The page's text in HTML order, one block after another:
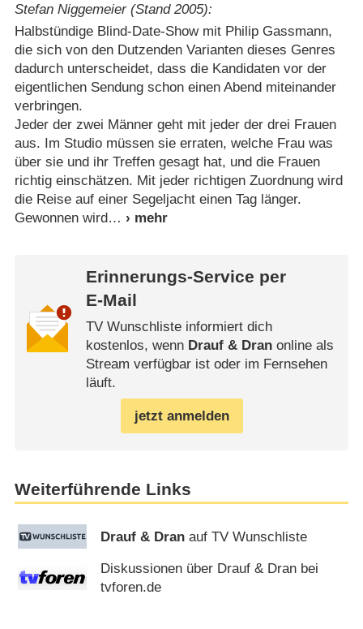
Stefan Niggemeier (Stand 2005):
Halbstündige Blind-Date-Show mit Philip Gassmann,
die sich von den Dutzenden Varianten dieses Genres
dadurch unterscheidet, dass die Kandidaten vor der
eigentlichen Sendung schon einen Abend miteinander
verbringen.
Jeder der zwei Männer geht mit jeder der drei Frauen
aus. Im Studio müssen sie erraten, welche Frau was
über sie und ihr Treffen gesagt hat, und die Frauen
richtig einschätzen. Mit jeder richtigen Zuordnung wird
die Reise auf einer Segeljacht einen Tag länger.
Gewonnen wird
Erinnerungs-Service per
E-Mail
TV Wunschliste informiert dich
kostenlos, wenn Drauf & Dranonline als
Stream verfügbar ist oder im Fernsehen
läuft.
jetzt anmelden
Weiterführende Links
Drauf & Dran auf TV Wunschliste
Diskussionen über Drauf & Dran bei
tvforen.de